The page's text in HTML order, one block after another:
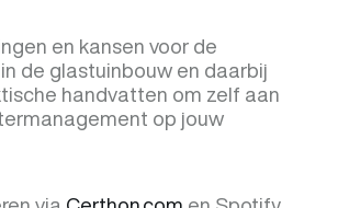
en kansen voor de
de glastuinbouw en daarbij
handvatten om zelf aan
op jouw